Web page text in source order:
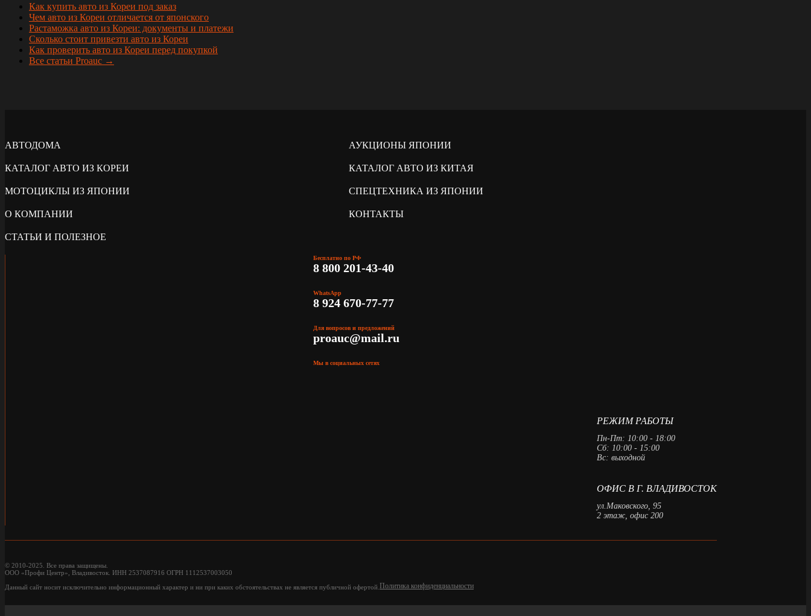
Как купить авто из Кореи под заказ
Чем авто из Кореи отличается от японского
Растаможка авто из Кореи: документы и платежи
Сколько стоит привезти авто из Кореи
Как проверить авто из Кореи перед покупкой
Все статьи Proauc →
АВТОДОМА АУКЦИОНЫ ЯПОНИИ
КАТАЛОГ АВТО ИЗ КОРЕИ КАТАЛОГ АВТО ИЗ КИТАЯ
МОТОЦИКЛЫ ИЗ ЯПОНИИ СПЕЦТЕХНИКА ИЗ ЯПОНИИ
О КОМПАНИИ КОНТАКТЫ
СТАТЬИ И ПОЛЕЗНОЕ
Бесплатно по РФ
8 800 201-43-40
WhatsApp
8 924 670-77-77
Для вопросов и предложений
proauc@mail.ru
Мы в социальных сетях
РЕЖИМ РАБОТЫ
Пн-Пт: 10:00 - 18:00
Сб: 10:00 - 15:00
Вс: выходной
ОФИС В Г. ВЛАДИВОСТОК
ул.Маковского, 95
2 этаж, офис 200
© 2010-2025. Все права защищены.
ООО «Профи Центр», Владивосток. ИНН 2537087916 ОГРН 1112537003050
Данный сайт носит исключительно информационный характер и ни при каких обстоятельствах не является публичной офертой. Политика конфиденциальности